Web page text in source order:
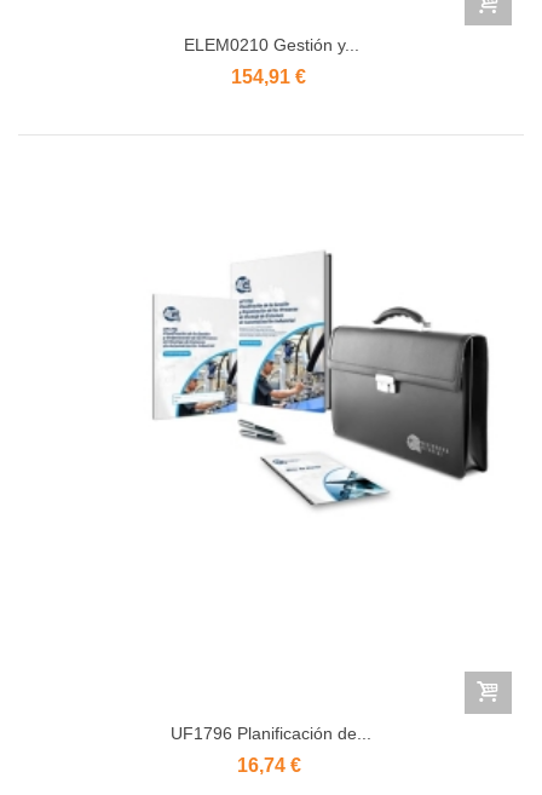
ELEM0210 Gestión y...
154,91 €
UF1796 Planificación de...
16,74 €